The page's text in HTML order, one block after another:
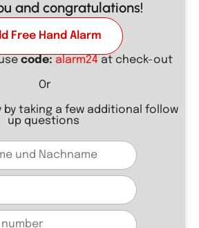
and congratulations!
Free Hand Alarm
code: alarm24 at check-out
Or
by taking a few additional follow
up questions